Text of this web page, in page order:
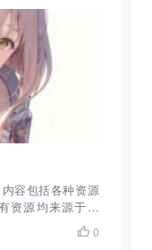
容包括各种资源
资源均来源于网
学习交流使用，
容用于商业或者
 0